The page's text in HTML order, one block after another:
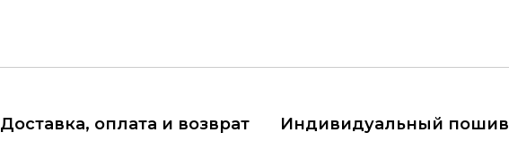
Доставка, оплата и возврат Индивидуальный пошив